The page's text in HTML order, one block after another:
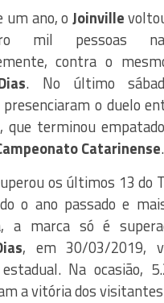
um ano, o Joinville
mil pessoas
contra o
. No último
o duelo
que terminou
Catarinense.
os últimos 13 do
o ano passado e
a marca só é
, em 30/03/2019,
Na ocasião,
a vitória dos